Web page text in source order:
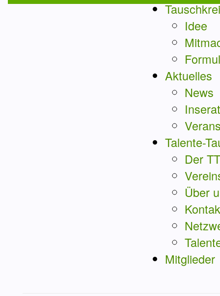
Idee
Aktuelles
News
Talente-
Der
Über
Mitglieder